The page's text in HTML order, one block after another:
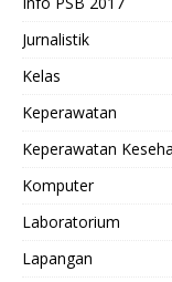
Jurnalistik
Kelas
Keperawatan
Keperawatan
Komputer
Laboratorium
Lapangan